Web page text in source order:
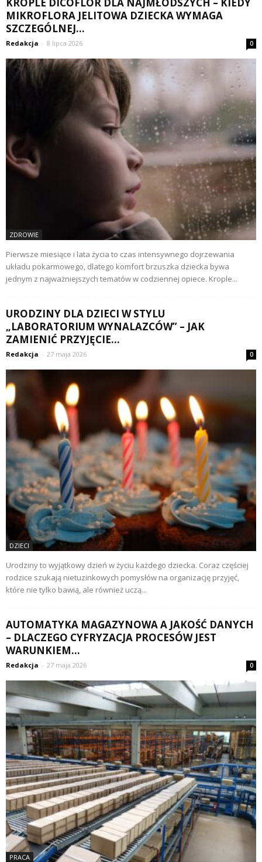
MIKROFLORA JELITOWA DZIECKA WYMAGA
SZCZEGÓLNEJ...
Redakcja - 8 lipca 2026 0
ZDROWIE
Pierwsze miesiące i lata życia to czas intensywnego dojrzewania
układu pokarmowego, dlatego komfort brzuszka dziecka bywa
jednym z najważniejszych tematów w codziennej opiece. Krople...
URODZINY DLA DZIECI W STYLU
„LABORATORIUM WYNALAZCÓW” – JAK
ZAMIENIĆ PRZYJĘCIE...
Redakcja - 27 maja 2026 0
DZIECI
Urodziny to wyjątkowy dzień w życiu każdego dziecka. Coraz częściej
rodzice szukają nietuzinkowych pomysłów na organizację przyjęć,
które nie tylko bawią, ale również uczą...
AUTOMATYKA MAGAZYNOWA A JAKOŚĆ DANYCH
– DLACZEGO CYFRYZACJA PROCESÓW JEST
WARUNKIEM...
Redakcja - 27 maja 2026 0
PRACA